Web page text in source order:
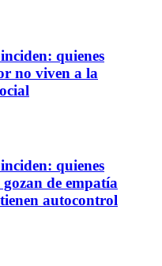
quienes
no viven a la
quienes
de empatía
autocontrol